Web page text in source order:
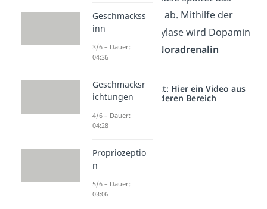
dann inDopamin
ab. Mithilfe der
Dopamin-Hydroxylase wird Dopamin
anschließend in
Noradrenalin
Studyflix vernetzt: Hier ein Video aus
einem anderen Bereich
Geschmackss
inn
3/6 – Dauer:
04:36
Geschmacksr
ichtungen
4/6 – Dauer:
04:28
Propriozeptio
n
5/6 – Dauer:
03:06